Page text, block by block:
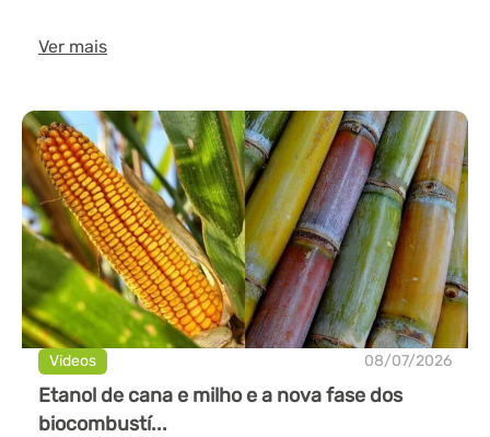
Ver mais
Videos 08/07/2026
Etanol de cana e milho e a nova fase dos
biocombustí...